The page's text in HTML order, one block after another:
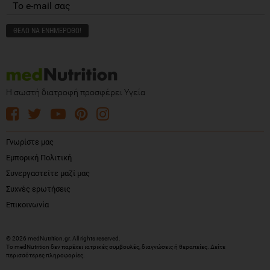
Η σωστή διατροφή προσφέρει Υγεία
Γνωρίστε μας
Εμπορική Πολιτική
Συνεργαστείτε μαζί μας
Συχνές ερωτήσεις
Επικοινωνία
© 2026 medNutrition.gr. All rights reserved.
Το medNutrition δεν παρέχει ιατρικές συμβουλές, διαγνώσεις ή θεραπείες. Δείτε
περισσότερες πληροφορίες